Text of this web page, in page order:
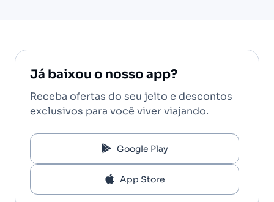
Já baixou o nosso app?
Receba ofertas do seu jeito e descontos
exclusivos para você viver viajando.
Google Play
App Store